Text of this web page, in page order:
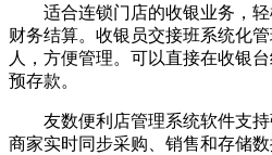
适合连锁门店的收银业务，轻
财务结算。收银员交接班系统化
人，方便管理。可以直接在收银
预存款。
友数便利店管理系统软件支持
商家实时同步采购、销售和存储